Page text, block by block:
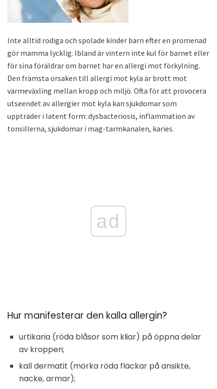
Inte alltid rodiga och spolade kinder barn efter en promenad
gör mamma lycklig. Ibland är vintern inte kul för barnet eller
för sina föräldrar om barnet har en allergi mot förkylning.
Den främsta orsaken till allergi mot kyla är brott mot
värmeväxling mellan kropp och miljö. Ofta för att provocera
utseendet av allergier mot kyla kan sjukdomar som
uppträder i latent form: dysbacteriosis, inflammation av
tonsillerna, sjukdomar i mag-tarmkanalen, karies.
ad
Hur manifesterar den kalla allergin?
urtikaria (röda blåsor som kliar) på öppna delar
av kroppen;
kall dermatit (mörka röda fläckar på ansikte,
nacke, armar);